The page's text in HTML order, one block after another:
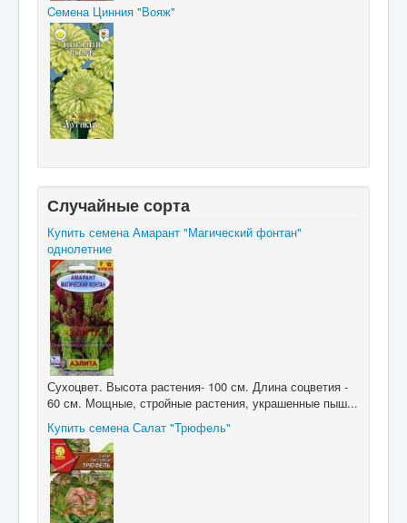
Cемена Цинния "Вояж"
Случайные сорта
Купить семена Амарант "Магический фонтан"
однолетние
Сухоцвет. Высота растения- 100 см. Длина соцветия -
60 см. Мощные, стройные растения, украшенные пыш...
Купить семена Салат "Трюфель"